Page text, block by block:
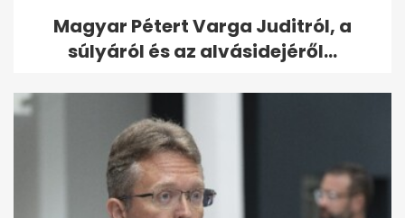
Magyar Pétert Varga Juditról, a
súlyáról és az alvásidejéről...